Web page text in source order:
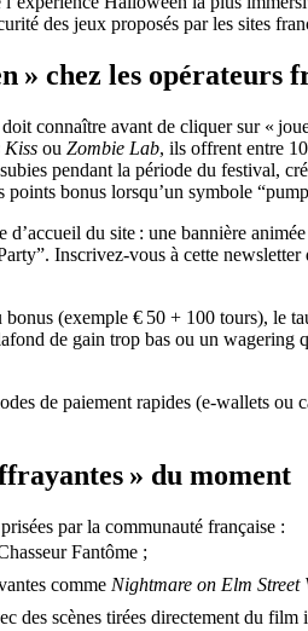
des jeux proposés par les sites
» chez les opérateurs
connaître avant de cliquer sur «
Kiss ou Zombie Lab, ils offrent entre
pendant la période du
bonus lorsqu’un symbole
du site : une bannière
Inscrivez-vous à cette
(exemple € 50 + 100 tours),
de gain trop bas ou un
de paiement rapides (e‑wallets
» du moment
par la communauté française :
Fantôme ;
comme Nightmare on Elm Street
des scènes tirées directement du film